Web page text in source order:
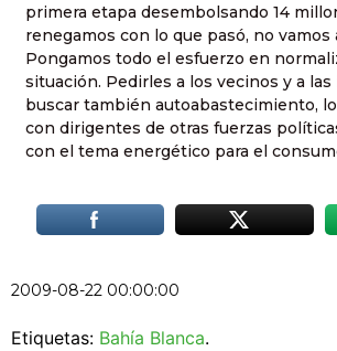
primera etapa desembolsando 14
renegamos con lo que pasó, no vamos
Pongamos todo el esfuerzo en
situación. Pedirles a los vecinos y a
buscar también autoabastecimiento,
con dirigentes de otras fuerzas
con el tema energético para el
2009-08-22 00:00:00
Etiquetas: Bahía Blanca.